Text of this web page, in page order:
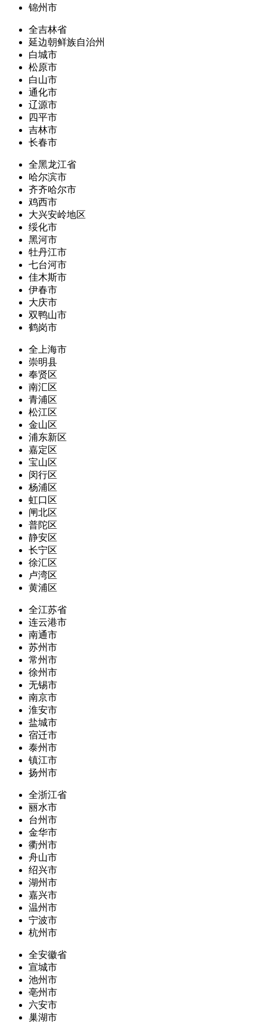
锦州市
全吉林省
延边朝鲜族自治州
白城市
松原市
白山市
通化市
辽源市
四平市
吉林市
长春市
全黑龙江省
哈尔滨市
齐齐哈尔市
鸡西市
大兴安岭地区
绥化市
黑河市
牡丹江市
七台河市
佳木斯市
伊春市
大庆市
双鸭山市
鹤岗市
全上海市
崇明县
奉贤区
南汇区
青浦区
松江区
金山区
浦东新区
嘉定区
宝山区
闵行区
杨浦区
虹口区
闸北区
普陀区
静安区
长宁区
徐汇区
卢湾区
黄浦区
全江苏省
连云港市
南通市
苏州市
常州市
徐州市
无锡市
南京市
淮安市
盐城市
宿迁市
泰州市
镇江市
扬州市
全浙江省
丽水市
台州市
金华市
衢州市
舟山市
绍兴市
湖州市
嘉兴市
温州市
宁波市
杭州市
全安徽省
宣城市
池州市
亳州市
六安市
巢湖市